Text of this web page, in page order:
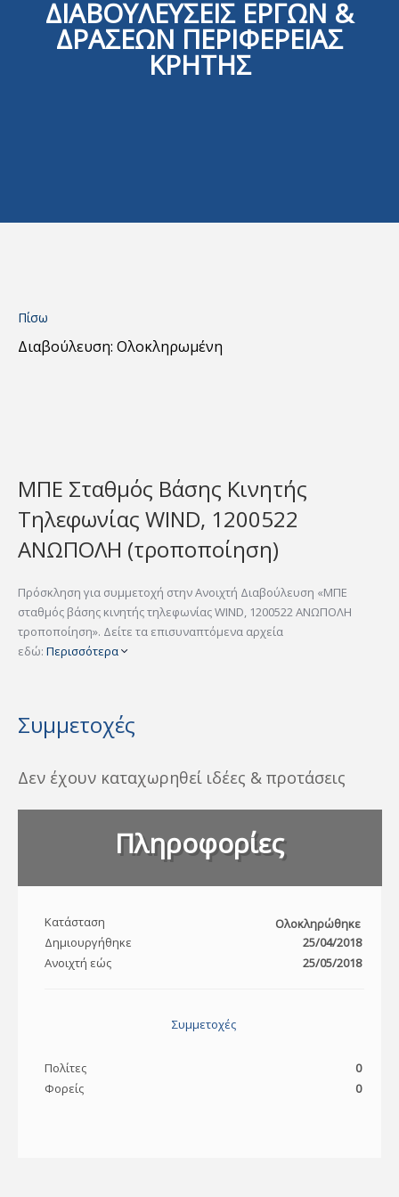
ΔΙΑΒΟΥΛΕΥΣΕΙΣ ΕΡΓΩΝ &
ΔΡΑΣΕΩΝ ΠΕΡΙΦΕΡΕΙΑΣ
ΚΡΗΤΗΣ
Πίσω
Διαβούλευση: Ολοκληρωμένη
ΜΠΕ Σταθμός Βάσης Κινητής
Τηλεφωνίας WIND, 1200522
ΑΝΩΠΟΛΗ (τροποποίηση)
Πρόσκληση για συμμετοχή στην Ανοιχτή Διαβούλευση «ΜΠΕ
σταθμός βάσης κινητής τηλεφωνίας WIND, 1200522 ΑΝΩΠΟΛΗ
τροποποίηση». Δείτε τα επισυναπτόμενα αρχεία
εδώ: Περισσότερα
Συμμετοχές
Δεν έχουν καταχωρηθεί ιδέες & προτάσεις
Πληροφορίες
Κατάσταση
Ολοκληρώθηκε
Δημιουργήθηκε
25/04/2018
Ανοιχτή εώς
25/05/2018
Συμμετοχές
Πολίτες
0
Φορείς
0